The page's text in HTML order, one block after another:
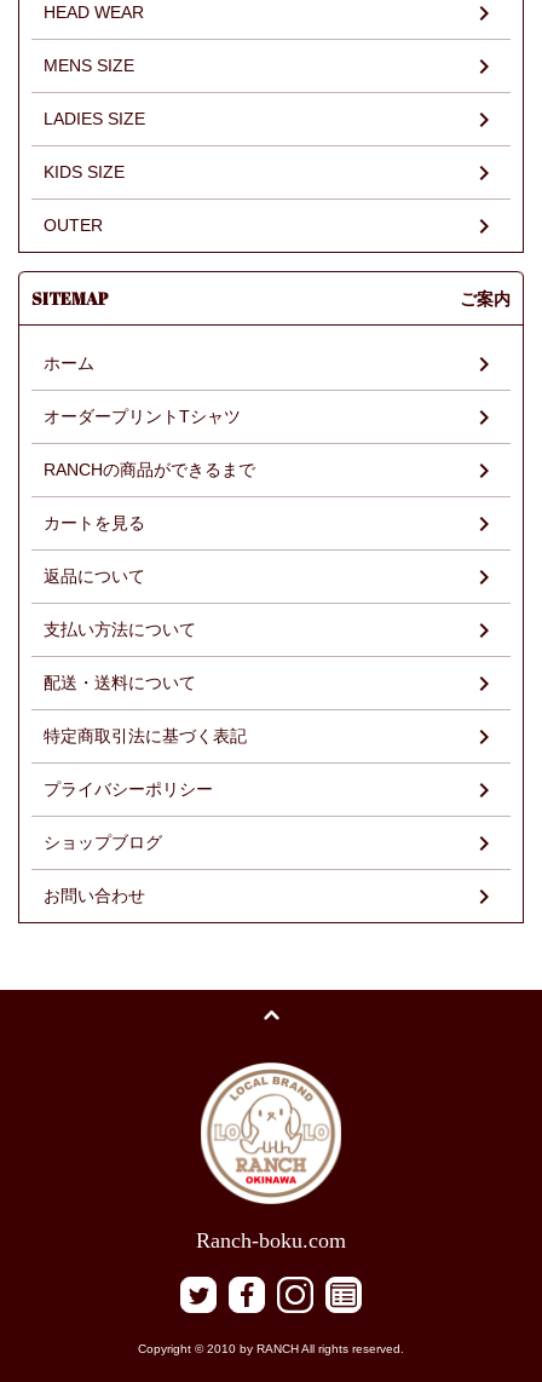
HEAD WEAR
MENS SIZE
LADIES SIZE
KIDS SIZE
OUTER
SITEMAP ご案内
ホーム
オーダープリントTシャツ
RANCHの商品ができるまで
カートを見る
返品について
支払い方法について
配送・送料について
特定商取引法に基づく表記
プライバシーポリシー
ショップブログ
お問い合わせ
Ranch-boku.com
Copyright © 2010 by RANCH All rights reserved.